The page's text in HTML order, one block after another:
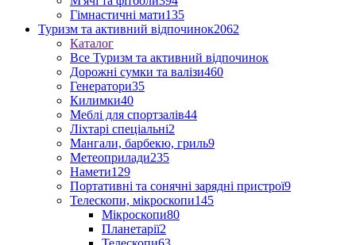
Гімнастичні мати135
Туризм та активний відпочинок2062
Каталог
Все Туризм та активний відпочинок
Дорожні сумки та валізи460
Генератори35
Килимки40
Меблі для спортзалів44
Ліхтарі спеціальні2
Мангали, барбекю, гриль9
Метеоприлади235
Намети129
Портативні та сонячні зарядні пристрої9
Телескопи, мікроскопи145
Мікроскопи80
Планетарії2